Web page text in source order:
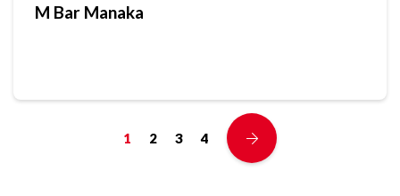
M Bar Manaka
1 2 3 4